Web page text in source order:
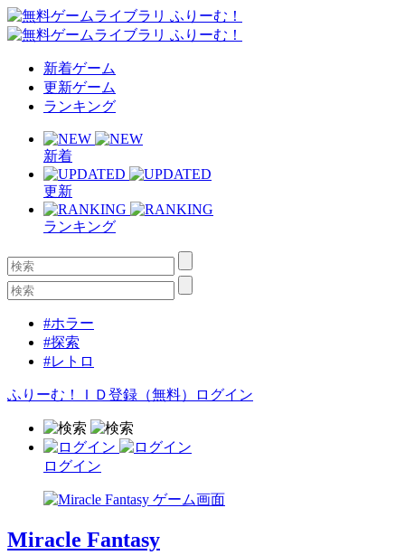
新着ゲーム
更新ゲーム
ランキング
新着
更新
ランキング
#ホラー
#探索
#レトロ
ふりーむ！ＩＤ登録（無料） ログイン
ログイン
Miracle Fantasy